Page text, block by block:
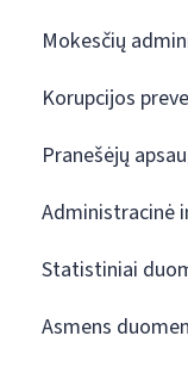
Mokesčių
Korupcijos
Pranešėjų
Administracinė
Statistiniai
Asmens